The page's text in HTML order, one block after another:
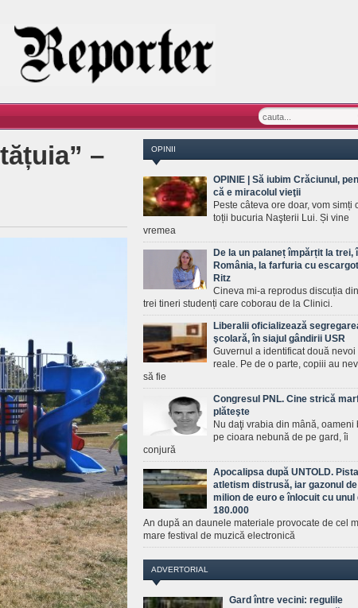
–
OPINII
OPINIE | Să iubim Crăciunul,
că e miracolul vieţii
Peste câteva ore doar, vom simți
toții bucuria Naşterii Lui. Și vine
vremea
De la un palaneț împărțit la trei,
România, la farfuria cu
Ritz
Cineva mi-a reprodus discuția
trei tineri studenți care coborau de la Clinici.
Liberalii oficializează
şcolară, în siajul gândirii USR
Guvernul a identificat două nevoi
reale. Pe de o parte, copiii au
să fie
Congresul PNL. Cine strică
plăteşte
Nu daţi vrabia din mână, oameni
pe cioara nebună de pe gard, îi
conjură
Apocalipsa după UNTOLD.
atletism distrusă, iar gazonul
milion de euro e înlocuit cu unul
180.000
An după an daunele materiale provocate de cel
mare festival de muzică electronică
ADVERTORIAL
Gard între vecini: regulile